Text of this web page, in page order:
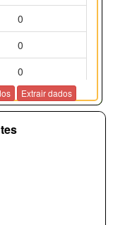
0
0
0
0Extrair dados